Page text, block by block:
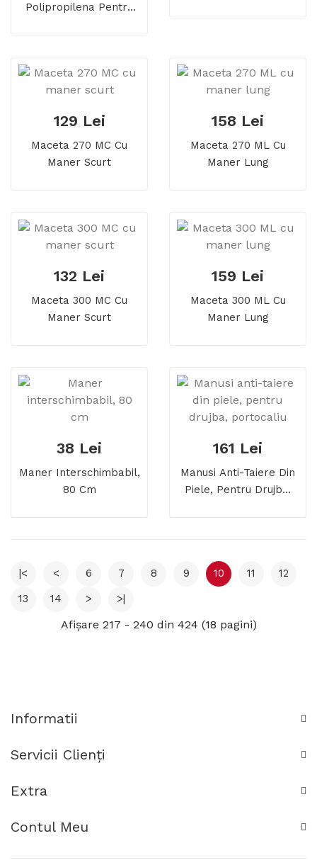
Polipropilena Pentru
129 Lei
Maceta 270 MC Cu
Maner Scurt
158 Lei
Maceta 270 ML Cu
Maner Lung
132 Lei
Maceta 300 MC Cu
Maner Scurt
159 Lei
Maceta 300 ML Cu
Maner Lung
38 Lei
Maner Interschimbabil,
80 Cm
161 Lei
Manusi Anti-Taiere Din
Piele, Pentru Drujba,
|< < 6 7 8 9 10 11
12
13
14 > >|
Afişare 217 - 240 din 424 (18 pagini)
Informatii
Servicii Clienţi
Extra
Contul Meu